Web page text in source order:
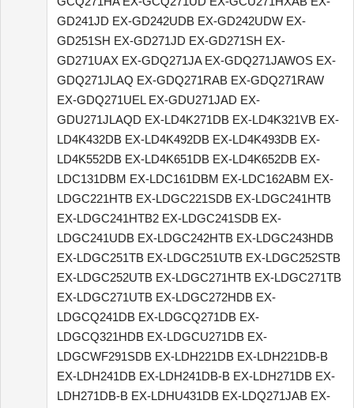
GD241JD EX-GD242UDB EX-GD242UDW EX-
GD251SH EX-GD271JD EX-GD271SH EX-
GD271UAX EX-GDQ271JA EX-GDQ271JAWOS EX-
GDQ271JLAQ EX-GDQ271RAB EX-GDQ271RAW
EX-GDQ271UEL EX-GDU271JAD EX-
GDU271JLAQD EX-LD4K271DB EX-LD4K321VB EX-
LD4K432DB EX-LD4K492DB EX-LD4K493DB EX-
LD4K552DB EX-LD4K651DB EX-LD4K652DB EX-
LDC131DBM EX-LDC161DBM EX-LDC162ABM EX-
LDGC221HTB EX-LDGC221SDB EX-LDGC241HTB
EX-LDGC241HTB2 EX-LDGC241SDB EX-
LDGC241UDB EX-LDGC242HTB EX-LDGC243HDB
EX-LDGC251TB EX-LDGC251UTB EX-LDGC252STB
EX-LDGC252UTB EX-LDGC271HTB EX-LDGC271TB
EX-LDGC271UTB EX-LDGC272HDB EX-
LDGCQ241DB EX-LDGCQ271DB EX-
LDGCQ321HDB EX-LDGCU271DB EX-
LDGCWF291SDB EX-LDH221DB EX-LDH221DB-B
EX-LDH241DB EX-LDH241DB-B EX-LDH271DB EX-
LDH271DB-B EX-LDHU431DB EX-LDQ271JAB EX-